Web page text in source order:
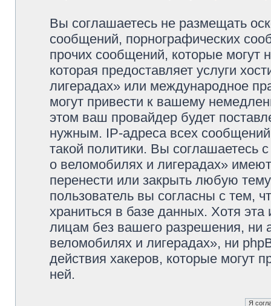
Вы соглашаетесь не размещать
сообщений, порнографических
прочих сообщений, которые могут
которая предоставляет услуги
лигерадах» или международное
могут привести к вашему
этом ваш провайдер будет
нужным. IP-адреса всех
такой политики. Вы
о веломобилях и лигерадах»
перенести или закрыть любую
пользователь вы согласны с тем,
храниться в базе данных. Хотя
лицам без вашего разрешения, ни
веломобилях и лигерадах», ни
действия хакеров, которые могут
ней.